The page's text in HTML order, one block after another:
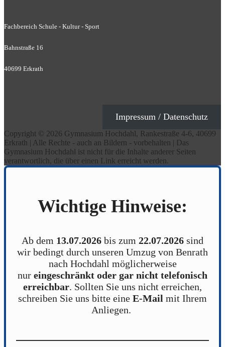
Fachbereich Schule - Kultur - Sport
Bahnstraße 16
40699 Erkrath
Impressum / Datenschutz
Copyright © 2026 Gymnasium Hochdahl, Rankestraße 4-6, 40699
Erkrath | Alle Rechte - auch an Bildern - vorbehalten | Das
Gymnasium Hochdahl ist nicht für die Inhalte anderer Seiten
verantwortlich, die über einen Link erreicht werden.
Wichtige Hinweise:
Ab dem 13.07.2026 bis zum 22.07.2026 sind
wir bedingt durch unseren Umzug von Benrath
nach Hochdahl möglicherweise
nur eingeschränkt oder gar nicht telefonisch
erreichbar. Sollten Sie uns nicht erreichen,
schreiben Sie uns bitte eine E-Mail mit Ihrem
Anliegen.